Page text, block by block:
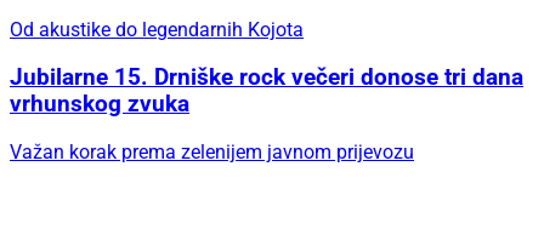
Od akustike do legendarnih Kojota
Jubilarne 15. Drniške rock večeri donose tri dana
vrhunskog zvuka
Važan korak prema zelenijem javnom prijevozu